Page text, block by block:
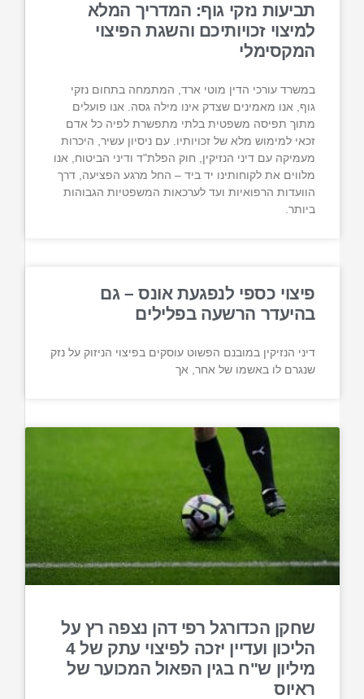
תביעות נזקי גוף: המדריך המלא
למיצוי זכויותיכם והשגת הפיצוי
המקסימלי
במשרד עורכי הדין מוטי ארד, המתמחה בתחום נזקי
גוף, אנו מאמינים שצדק אינו מילה גסה. אנו פועלים
מתוך תפיסה משפטית בלתי מתפשרת לפיה כל אדם
זכאי למימוש מלא של זכויותיו. עם ניסיון עשיר, היכרות
מעמיקה עם דיני הנזיקין, חוק הפלת"ד ודיני הביטוח, אנו
מלווים את לקוחותינו יד ביד – החל מרגע הפציעה, דרך
הוועדות הרפואיות ועד לערכאות המשפטיות הגבוהות
ביותר.
פיצוי כספי לנפגעת אונס – גם
בהיעדר הרשעה בפלילים
דיני הנזיקין במובנם הפשוט עוסקים בפיצוי הניזוק על נזק
שנגרם לו באשמו של אחר, אך
שחקן הכדורגל רפי דהן נצפה רץ על
הליכון ועדיין יזכה לפיצוי עתק של 4
מיליון ש"ח בגין הפאול המכוער של
ראיוס